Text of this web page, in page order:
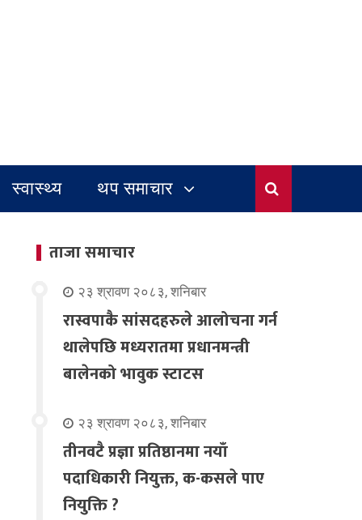
स्वास्थ्य थप समाचार
ताजा समाचार
२३ श्रावण २०८३, शनिबार
रास्वपाकै सांसदहरुले आलोचना गर्न
थालेपछि मध्यरातमा प्रधानमन्त्री
बालेनको भावुक स्टाटस
२३ श्रावण २०८३, शनिबार
तीनवटै प्रज्ञा प्रतिष्ठानमा नयाँ
पदाधिकारी नियुक्त, क-कसले पाए
नियुक्ति ?